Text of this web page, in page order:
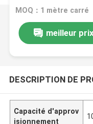
MOQ：1 mètre carré
meilleur prix
DESCRIPTION DE
Capacité d'approv
isionnement